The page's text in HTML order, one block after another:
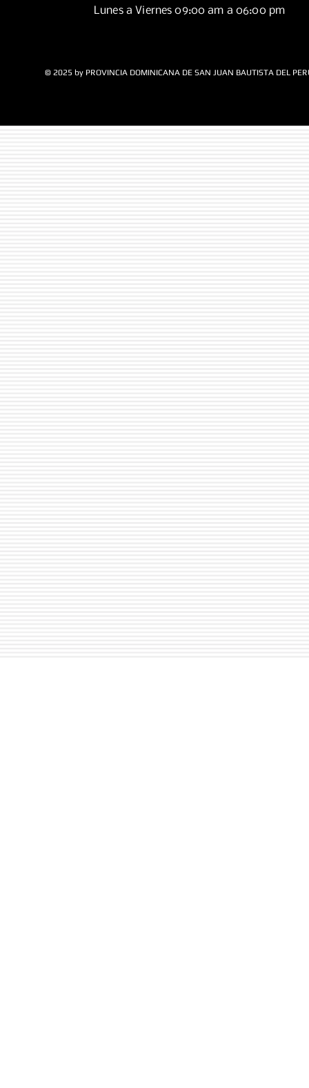
Lunes a Viernes 09:00 am a 06:00 pm
© 2025 by PROVINCIA DOMINICANA DE SAN JUAN BAUTISTA DEL